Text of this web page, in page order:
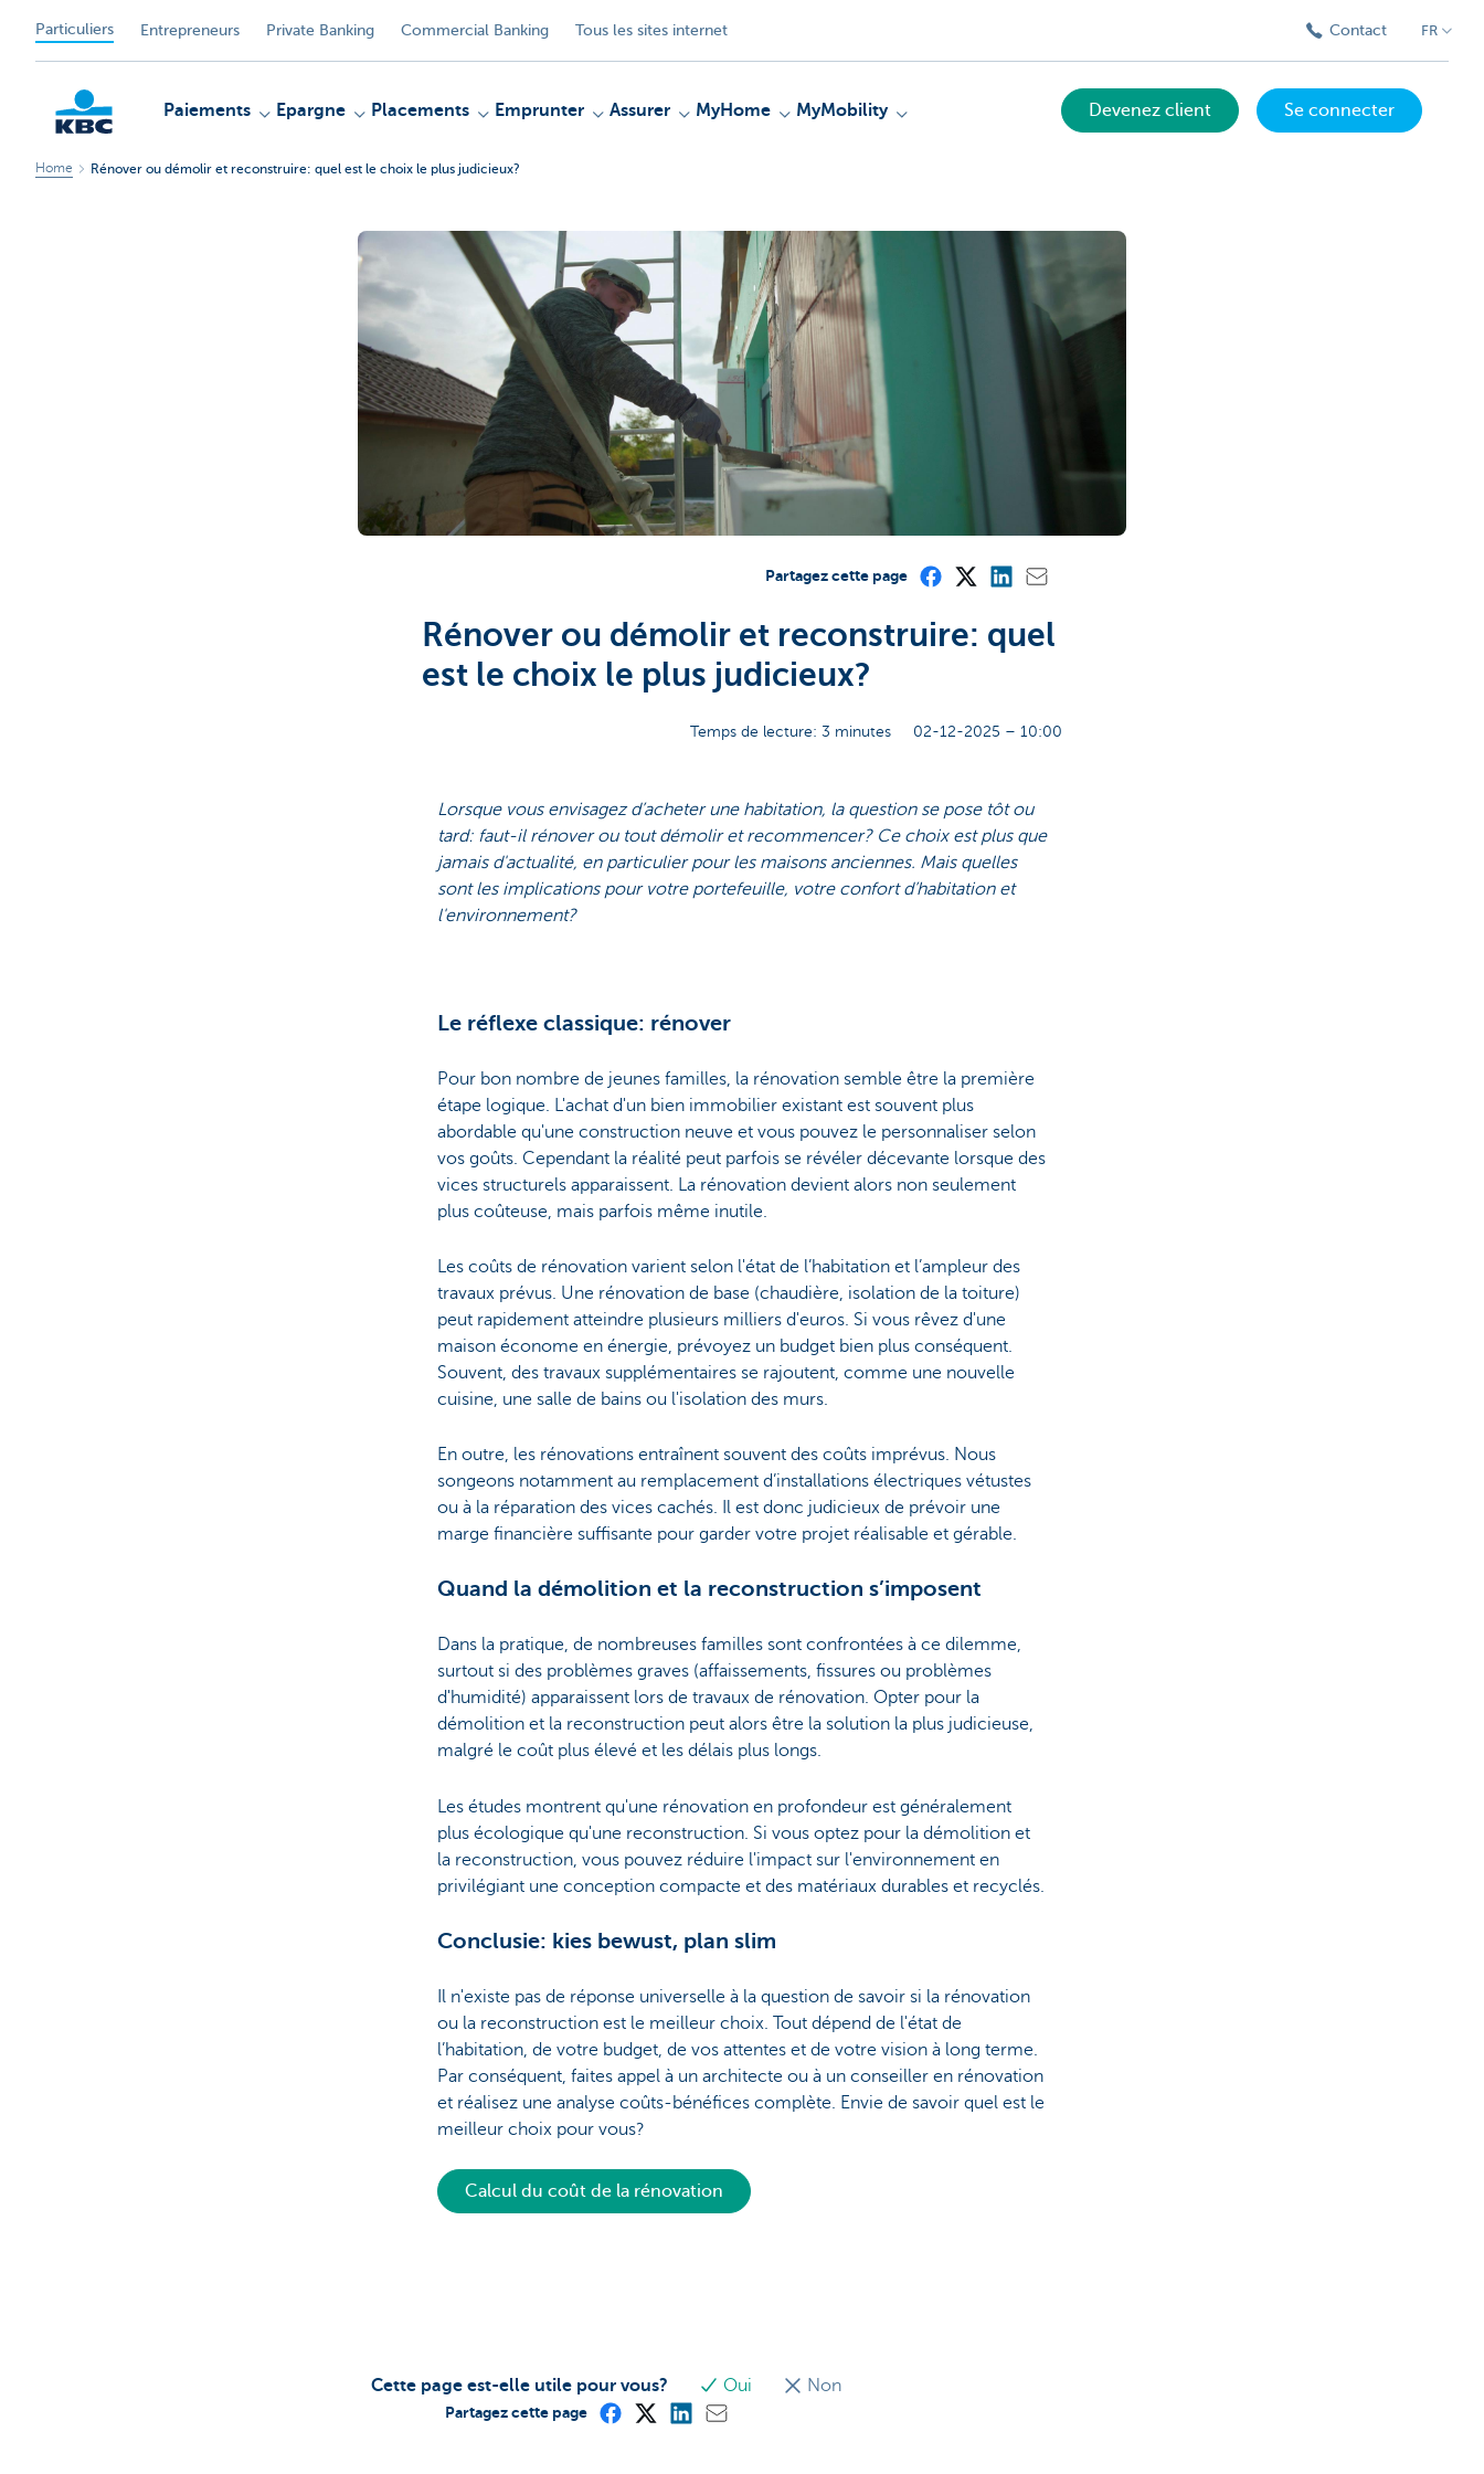
Particuliers Entrepreneurs Private Banking Commercial Banking Tous les sites internet Contact FR
Paiements Epargne Placements Emprunter Assurer MyHome MyMobility Devenez client Se connecter
Home Rénover ou démolir et reconstruire: quel est le choix le plus judicieux?
Partagez cette page
Rénover ou démolir et reconstruire: quel
est le choix le plus judicieux?
Temps de lecture: 3 minutes 02-12-2025 – 10:00
Lorsque vous envisagez d’acheter une habitation, la question se pose tôt ou
tard: faut-il rénover ou tout démolir et recommencer? Ce choix est plus que
jamais d'actualité, en particulier pour les maisons anciennes. Mais quelles
sont les implications pour votre portefeuille, votre confort d’habitation et
l'environnement?
Le réflexe classique: rénover
Pour bon nombre de jeunes familles, la rénovation semble être la première
étape logique. L'achat d'un bien immobilier existant est souvent plus
abordable qu'une construction neuve et vous pouvez le personnaliser selon
vos goûts. Cependant la réalité peut parfois se révéler décevante lorsque des
vices structurels apparaissent. La rénovation devient alors non seulement
plus coûteuse, mais parfois même inutile.
Les coûts de rénovation varient selon l'état de l’habitation et l’ampleur des
travaux prévus. Une rénovation de base (chaudière, isolation de la toiture)
peut rapidement atteindre plusieurs milliers d'euros. Si vous rêvez d'une
maison économe en énergie, prévoyez un budget bien plus conséquent.
Souvent, des travaux supplémentaires se rajoutent, comme une nouvelle
cuisine, une salle de bains ou l'isolation des murs.
En outre, les rénovations entraînent souvent des coûts imprévus. Nous
songeons notamment au remplacement d’installations électriques vétustes
ou à la réparation des vices cachés. Il est donc judicieux de prévoir une
marge financière suffisante pour garder votre projet réalisable et gérable.
Quand la démolition et la reconstruction s’imposent
Dans la pratique, de nombreuses familles sont confrontées à ce dilemme,
surtout si des problèmes graves (affaissements, fissures ou problèmes
d'humidité) apparaissent lors de travaux de rénovation. Opter pour la
démolition et la reconstruction peut alors être la solution la plus judicieuse,
malgré le coût plus élevé et les délais plus longs.
Les études montrent qu'une rénovation en profondeur est généralement
plus écologique qu'une reconstruction. Si vous optez pour la démolition et
la reconstruction, vous pouvez réduire l'impact sur l'environnement en
privilégiant une conception compacte et des matériaux durables et recyclés.
Conclusie: kies bewust, plan slim
Il n'existe pas de réponse universelle à la question de savoir si la rénovation
ou la reconstruction est le meilleur choix. Tout dépend de l'état de
l’habitation, de votre budget, de vos attentes et de votre vision à long terme.
Par conséquent, faites appel à un architecte ou à un conseiller en rénovation
et réalisez une analyse coûts-bénéfices complète. Envie de savoir quel est le
meilleur choix pour vous?
Calcul du coût de la rénovation
Cette page est-elle utile pour vous? Oui Non
Partagez cette page